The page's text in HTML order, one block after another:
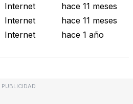
Internet
hace 11 meses
Internet
hace 11 meses
Internet hace 1 año
PUBLICIDAD